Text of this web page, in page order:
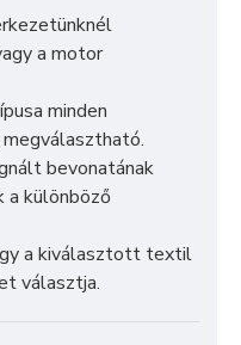
a motor
minden
bevonatának
különböző
a kiválasztott textil
választja.